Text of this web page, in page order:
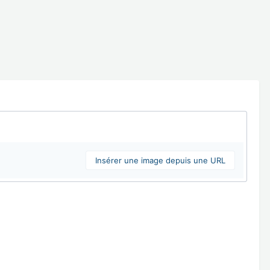
Insérer une image depuis une URL